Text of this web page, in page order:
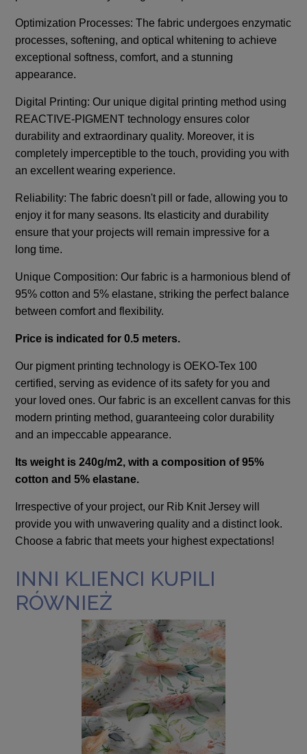
Optimization Processes: The fabric undergoes enzymatic
processes, softening, and optical whitening to achieve
exceptional softness, comfort, and a stunning
appearance.
Digital Printing: Our unique digital printing method using
REACTIVE-PIGMENT technology ensures color
durability and extraordinary quality. Moreover, it is
completely imperceptible to the touch, providing you with
an excellent wearing experience.
Reliability: The fabric doesn't pill or fade, allowing you to
enjoy it for many seasons. Its elasticity and durability
ensure that your projects will remain impressive for a
long time.
Unique Composition: Our fabric is a harmonious blend of
95% cotton and 5% elastane, striking the perfect balance
between comfort and flexibility.
Price is indicated for 0.5 meters.
Our pigment printing technology is OEKO-Tex 100
certified, serving as evidence of its safety for you and
your loved ones. Our fabric is an excellent canvas for this
modern printing method, guaranteeing color durability
and an impeccable appearance.
Its weight is 240g/m2, with a composition of 95%
cotton and 5% elastane.
Irrespective of your project, our Rib Knit Jersey will
provide you with unwavering quality and a distinct look.
Choose a fabric that meets your highest expectations!
INNI KLIENCI KUPILI
RÓWNIEŻ